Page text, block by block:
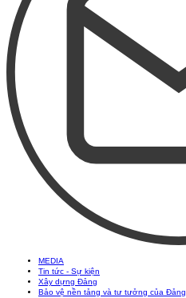
MEDIA
Tin tức - Sự kiện
Xây dựng Đảng
Bảo vệ nền tảng và tư tưởng của Đảng